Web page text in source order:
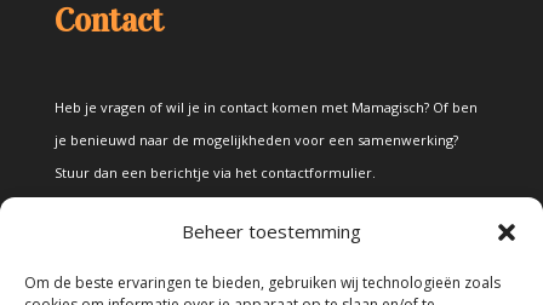
Beheer toestemming
Om de beste ervaringen te bieden, gebruiken wij technologieën zoals
Contact
Heb je vragen of wil je in contact komen met Mamagisch? Of ben
je benieuwd naar de mogelijkheden voor een samenwerking?
Stuur dan een berichtje via het contactformulier.